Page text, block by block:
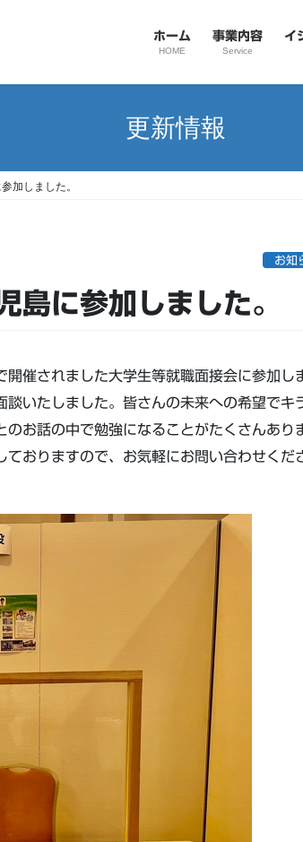
ホーム
HOME
事業内容
Service
イ
更新情報
加しました。
お知
島に参加しました。
催されました大学生等就職面接会に参加し
いたしました。皆さんの未来への希望でキ
お話の中で勉強になることがたくさんあり
おりますので、お気軽にお問い合わせくだ